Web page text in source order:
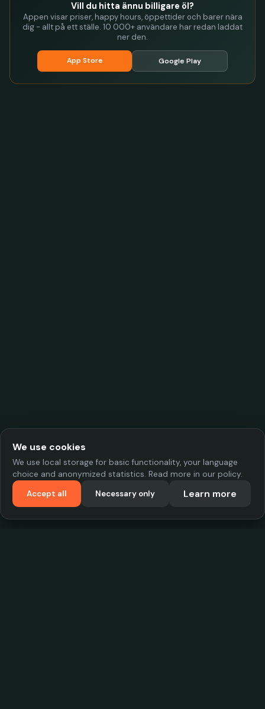
Vill du hitta ännu billigare öl?
Appen visar priser, happy hours, öppettider och barer nära
dig - allt på ett ställe. 10 000+ användare har redan laddat
ner den.
App Store Google Play
We use cookies
We use local storage for basic functionality, your language
choice and anonymized statistics. Read more in our policy.
Accept all
Necessary only Learn more